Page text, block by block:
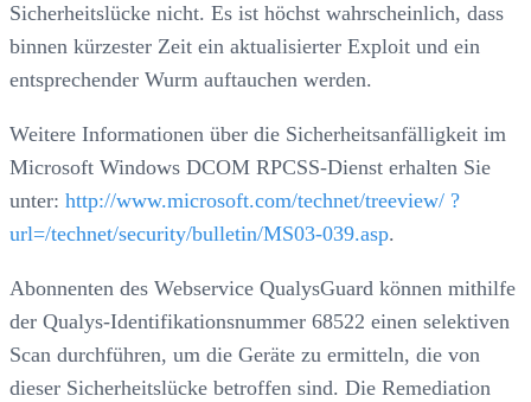
Sicherheitslücke nicht. Es ist höchst wahrscheinlich, dass
binnen kürzester Zeit ein aktualisierter Exploit und ein
entsprechender Wurm auftauchen werden.
Weitere Informationen über die Sicherheitsanfälligkeit im
Microsoft Windows DCOM RPCSS-Dienst erhalten Sie
unter: http://www.microsoft.com/technet/treeview/ ?
url=/technet/security/bulletin/MS03-039.asp.
Abonnenten des Webservice QualysGuard können mithilfe
der Qualys-Identifikationsnummer 68522 einen selektiven
Scan durchführen, um die Geräte zu ermitteln, die von
dieser Sicherheitslücke betroffen sind. Die Remediation